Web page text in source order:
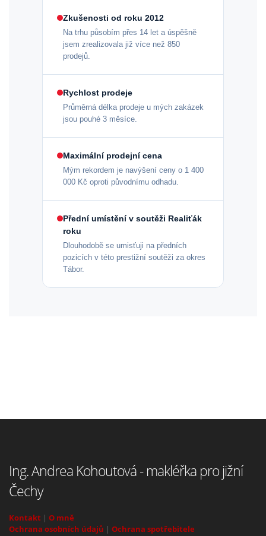
Zkušenosti od roku 2012
Na trhu působím přes 14 let a úspěšně
jsem zrealizovala již více než 850
prodejů.
Rychlost prodeje
Průměrná délka prodeje u mých zakázek
jsou pouhé 3 měsíce.
Maximální prodejní cena
Mým rekordem je navýšení ceny o 1 400
000 Kč oproti původnímu odhadu.
Přední umístění v soutěži Realiťák
roku
Dlouhodobě se umisťuji na předních
pozicích v této prestižní soutěži za okres
Tábor.
Ing. Andrea Kohoutová - makléřka pro jižní
Čechy
Kontakt | O mně
Ochrana osobních údajů | Ochrana spotřebitele